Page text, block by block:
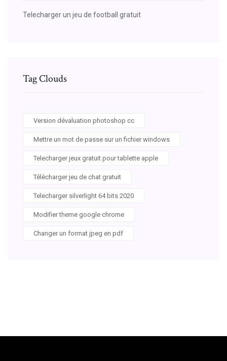
Telecharger un jeu de football gratuit
Tag Clouds
Version dévaluation photoshop cc
Mettre un mot de passe sur un fichier windows
Telecharger jeux gratuit pour tablette apple
Télécharger jeu de chat gratuit
Telecharger silverlight 64 bits 2020
Modifier theme google chrome
Changer un format jpeg en pdf